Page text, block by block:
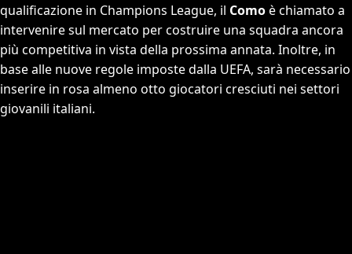
qualificazione in Champions League, il Comoè chiamato a
intervenire sul mercato per costruire una squadra ancora
più competitiva in vista della prossima annata. Inoltre, in
base alle nuove regole imposte dalla UEFA, sarà necessario
inserire in rosa almeno otto giocatori cresciuti nei settori
giovanili italiani.